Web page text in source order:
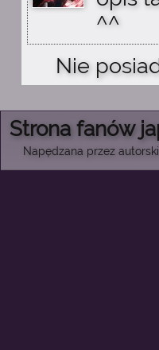
^^
Nie
Strona fanów
Napędzana przez